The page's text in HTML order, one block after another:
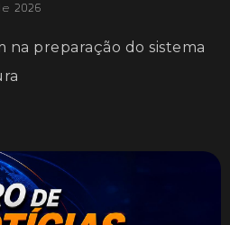
2026
na preparação do sistema